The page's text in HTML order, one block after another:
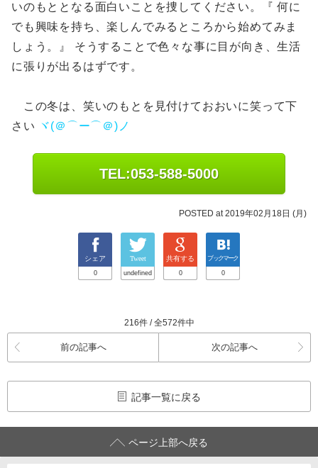
いのもととなる面白いことを捜してください。『 何に
でも興味を持ち、楽しんでみるところから始めてみま
しょう。』 そうすることで色々な事に目が向き、生活
に張りが出るはずです。
この冬は、笑いのもとを見付けておおいに笑って下
さい ヾ(＠⌒ー⌒＠)ノ
TEL:053-588-5000
POSTED at 2019年02月18日 (月)
シェア
0
Tweet
undefined
共有する
0
ブックマーク
0
216件 / 全572件中
前の記事へ 次の記事へ
記事一覧に戻る
ページ上部へ戻る